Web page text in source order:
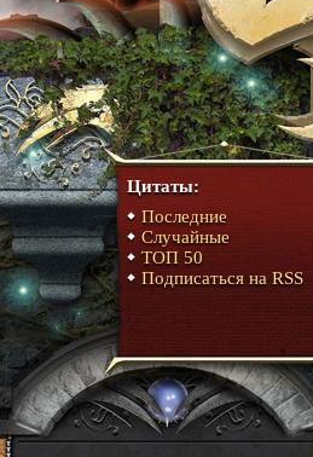
Цитаты:
Последние
Случайные
ТОП 50
Подписаться на RSS